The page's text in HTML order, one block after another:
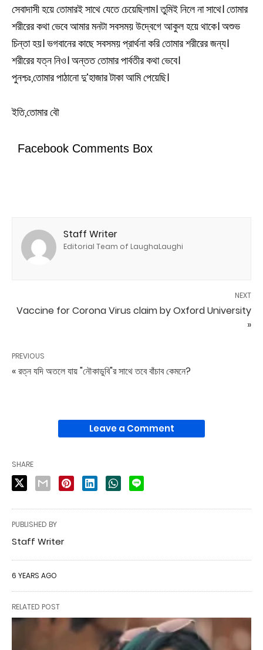
সেবাদাসী হয়ে তোমারই সাথে যেতে চেয়েছিলাম। তুমিই নিলে না সাথে। তোমার
শরীরের কথা ভেবে আমার মনটা সবসময় উদ্বেগে আকুল হয়ে থাকে। অশুভ
চিন্তা হয়। ভগবানের কাছে সবসময় প্রার্থনা করি তোমার শরীরের জন্য।
শরীরের যত্ন নিও। অন্তত তোমার পার্বতীর কথা ভেবে।
পুনশ্চঃ,তোমার পাঠানো দু’হাজার টাকা আমি পেয়েছি।
ইতি,তোমার বৌ
Facebook Comments Box
Staff Writer
Editorial Team of LaughaLaughi
NEXT
Vaccine for Corona Virus claim by Oxford University
»
PREVIOUS
« রত্ন যদি অতলে যায় "নৌকাডুবি"র সাথে তবে বাঁচাব কেমনে?
Leave a Comment
SHARE
PUBLISHED BY
Staff Writer
6 YEARS AGO
RELATED POST